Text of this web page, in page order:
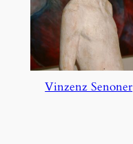
Vinzenz Senoner